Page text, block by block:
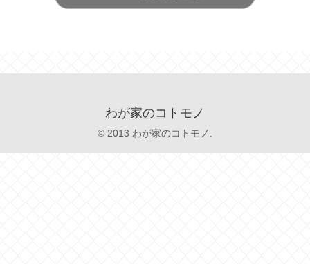
わが家のコトモノ
© 2013 わが家のコトモノ.